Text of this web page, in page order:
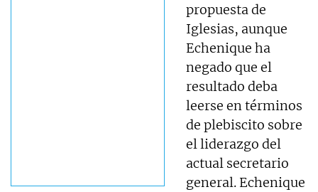
propuesta de
Iglesias, aunque
Echenique ha
negado que el
resultado deba
leerse en términos
de plebiscito sobre
el liderazgo del
actual secretario
general. Echenique